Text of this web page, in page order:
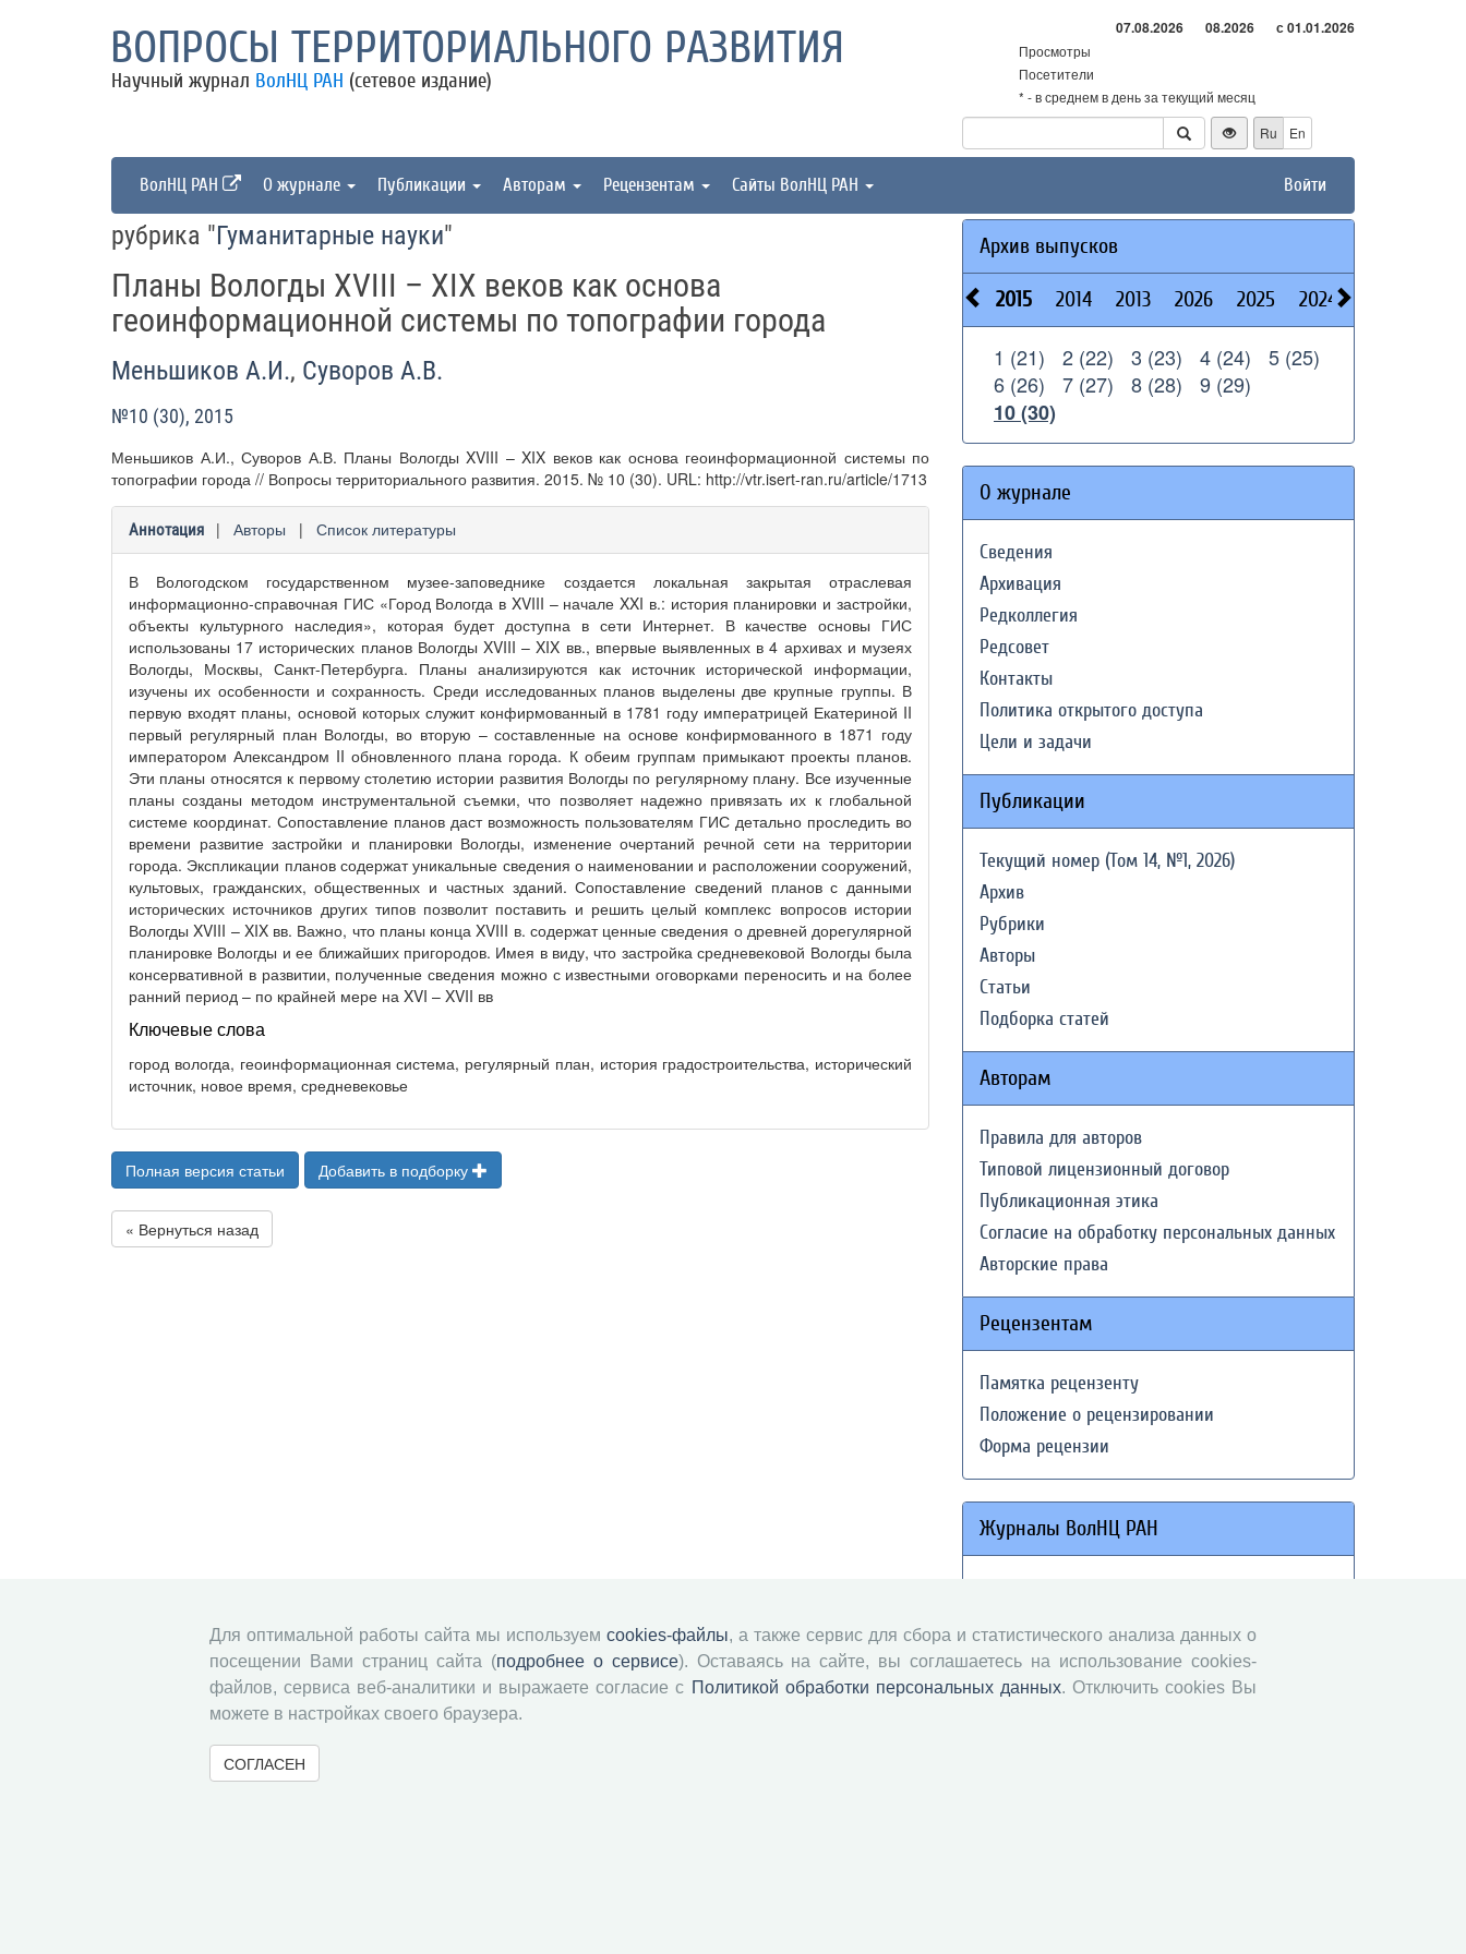
ВОПРОСЫ ТЕРРИТОРИАЛЬНОГО РАЗВИТИЯ
Научный журнал ВолНЦ РАН (сетевое издание)
07.08.2026 08.2026 с 01.01.2026
Просмотры
Посетители
* - в среднем в день за текущий месяц
Ru
En
ВолНЦ РАН О журнале Публикации Авторам Рецензентам Сайты ВолНЦ РАН Войти
рубрика "Гуманитарные науки"
Планы Вологды XVIII – XIX веков как основа
геоинформационной системы по топографии города
Меньшиков А.И., Суворов А.В.
№10 (30), 2015
Меньшиков А.И., Суворов А.В. Планы Вологды XVIII – XIX веков как основа геоинформационной системы по
топографии города // Вопросы территориального развития. 2015. № 10 (30). URL: http://vtr.isert-ran.ru/article/1713
Аннотация | Авторы | Список литературы
В Вологодском государственном музее-заповеднике создается локальная закрытая отраслевая
информационно-справочная ГИС «Город Вологда в XVIII – начале XXI в.: история планировки и застройки,
объекты культурного наследия», которая будет доступна в сети Интернет. В качестве основы ГИС
использованы 17 исторических планов Вологды XVIII – XIX вв., впервые выявленных в 4 архивах и музеях
Вологды, Москвы, Санкт-Петербурга. Планы анализируются как источник исторической информации,
изучены их особенности и сохранность. Среди исследованных планов выделены две крупные группы. В
первую входят планы, основой которых служит конфирмованный в 1781 году императрицей Екатериной II
первый регулярный план Вологды, во вторую – составленные на основе конфирмованного в 1871 году
императором Александром II обновленного плана города. К обеим группам примыкают проекты планов.
Эти планы относятся к первому столетию истории развития Вологды по регулярному плану. Все изученные
планы созданы методом инструментальной съемки, что позволяет надежно привязать их к глобальной
системе координат. Сопоставление планов даст возможность пользователям ГИС детально проследить во
времени развитие застройки и планировки Вологды, изменение очертаний речной сети на территории
города. Экспликации планов содержат уникальные сведения о наименовании и расположении сооружений,
культовых, гражданских, общественных и частных зданий. Сопоставление сведений планов с данными
исторических источников других типов позволит поставить и решить целый комплекс вопросов истории
Вологды XVIII – XIX вв. Важно, что планы конца XVIII в. содержат ценные сведения о древней дорегулярной
планировке Вологды и ее ближайших пригородов. Имея в виду, что застройка средневековой Вологды была
консервативной в развитии, полученные сведения можно с известными оговорками переносить и на более
ранний период – по крайней мере на XVI – XVII вв
Ключевые слова
город вологда, геоинформационная система, регулярный план, история градостроительства, исторический
источник, новое время, средневековье
Полная версия статьи Добавить в подборку
« Вернуться назад
Архив выпусков
2015 2014 2013 2026 2025 2024
1 (21) 2 (22) 3 (23) 4 (24)
5 (25)
6 (26)
7 (27) 8 (28)
9 (29)
10 (30)
О журнале
Сведения
Архивация
Редколлегия
Редсовет
Контакты
Политика открытого доступа
Цели и задачи
Публикации
Текущий номер (Том 14, №1, 2026)
Архив
Рубрики
Авторы
Статьи
Подборка статей
Авторам
Правила для авторов
Типовой лицензионный договор
Публикационная этика
Согласие на обработку персональных данных
Авторские права
Рецензентам
Памятка рецензенту
Положение о рецензировании
Форма рецензии
Журналы ВолНЦ РАН
Вопросы территориального развития
Социальное пространство
Для оптимальной работы сайта мы используем cookies-файлы, а также сервис для сбора и статистического анализа данных о
посещении Вами страниц сайта (подробнее о сервисе). Оставаясь на сайте, вы соглашаетесь на использование cookies-
файлов, сервиса веб-аналитики и выражаете согласие с Политикой обработки персональных данных. Отключить cookies Вы
можете в настройках своего браузера.
СОГЛАСЕН